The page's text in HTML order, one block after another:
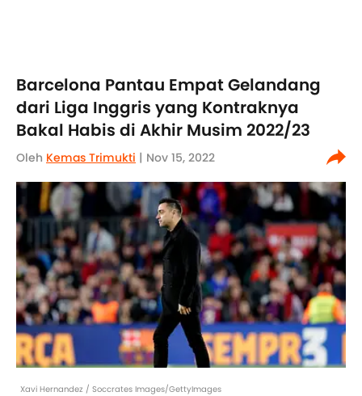
Barcelona Pantau Empat Gelandang
dari Liga Inggris yang Kontraknya
Bakal Habis di Akhir Musim 2022/23
Oleh Kemas Trimukti | Nov 15, 2022
Xavi Hernandez / Soccrates Images/GettyImages